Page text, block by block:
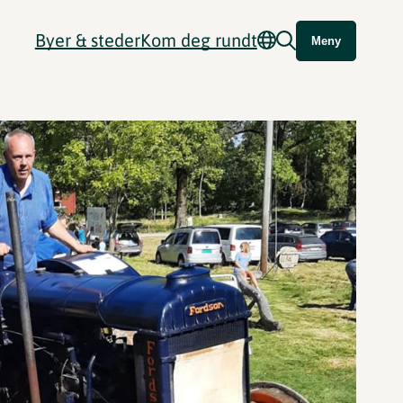
Byer & stederKom deg rundt Meny